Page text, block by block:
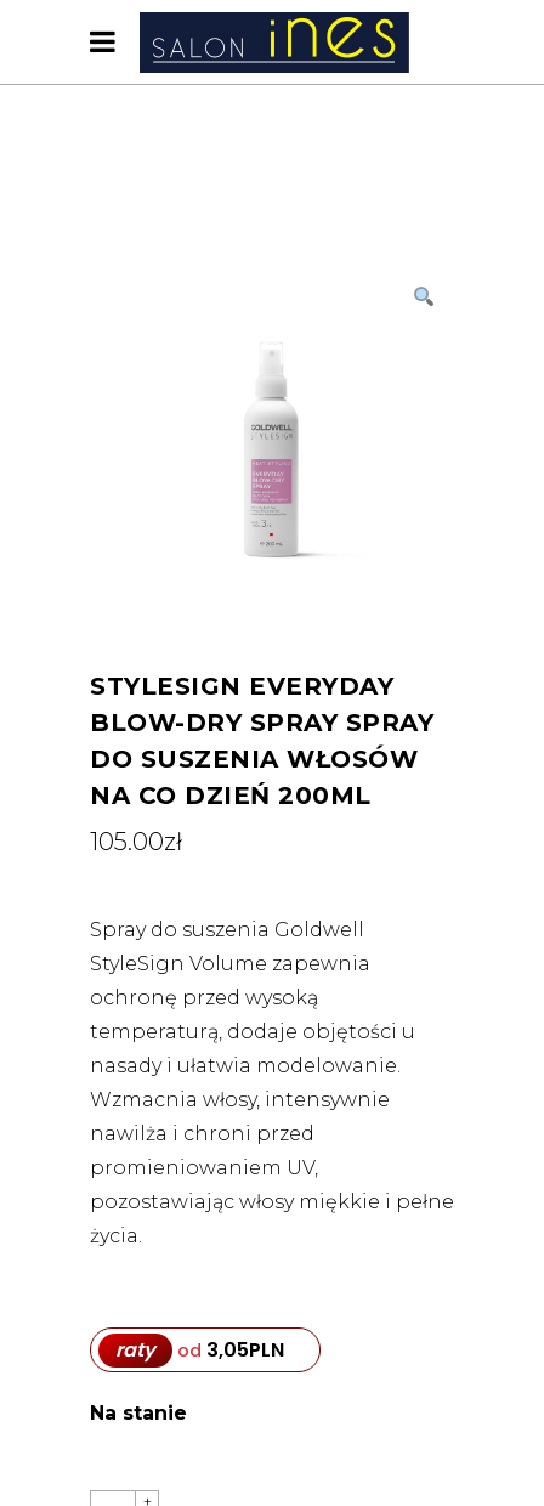
STYLESIGN EVERYDAY
BLOW-DRY SPRAY SPRAY
DO SUSZENIA WŁOSÓW
NA CO DZIEŃ 200ML
105.00zł
Spray do suszenia Goldwell
StyleSign Volume zapewnia
ochronę przed wysoką
temperaturą, dodaje objętości u
nasady i ułatwia modelowanie.
Wzmacnia włosy, intensywnie
nawilża i chroni przed
promieniowaniem UV,
pozostawiając włosy miękkie i pełne
życia.
raty od 3,05PLN
Na stanie
STYLESIGN
+